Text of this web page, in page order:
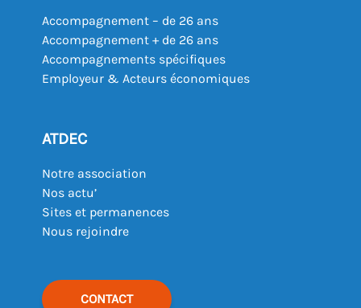
Accompagnement – de 26 ans
Accompagnement + de 26 ans
Accompagnements spécifiques
Employeur & Acteurs économiques
ATDEC
Notre association
Nos actu’
Sites et permanences
Nous rejoindre
CONTACT